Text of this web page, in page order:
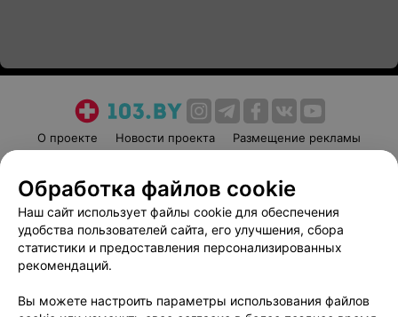
О проекте Новости проекта
Размещение рекламы
Пользовательское соглашение
Способы оплаты
Вакансии
Партнеры
Написать руководителю 103.by
Обработка персональных данных
Обработка файлов cookie
Наш сайт использует файлы cookie для обеспечения
удобства пользователей сайта, его улучшения, сбора
статистики и предоставления персонализированных
рекомендаций.
Вы можете настроить параметры использования файлов